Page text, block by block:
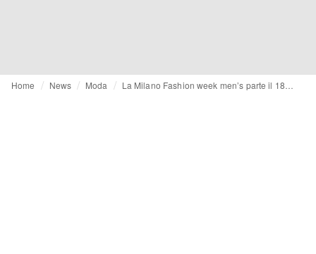
Home News Moda